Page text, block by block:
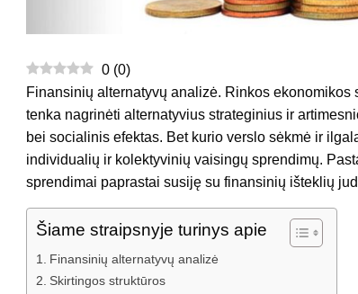
0 (0)
Finansinių alternatyvų analizė. Rinkos
tenka nagrinėti alternatyvius strateginius ir
bei socialinis efektas. Bet kurio verslo sėkmė ir
individualių ir kolektyvinių vaisingų sprendimų.
sprendimai paprastai susiję su finansinių išteklių
Šiame straipsnyje turinys apie
Finansinių alternatyvų analizė
Skirtingos struktūros